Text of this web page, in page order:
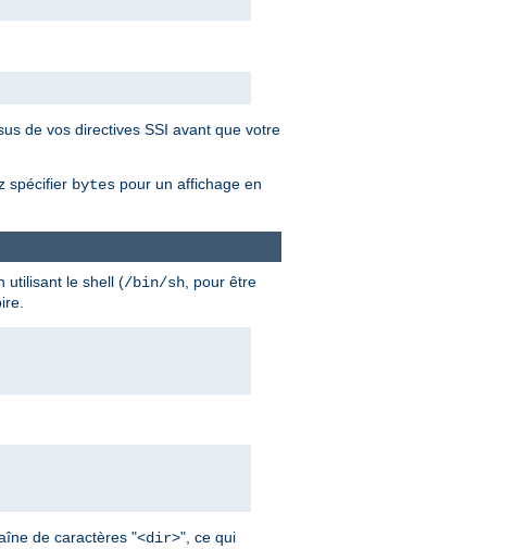
de vos directives SSI avant que votre
spécifier bytes pour un affichage en
utilisant le shell (/bin/sh , pour être
de caractères "<dir>", ce qui